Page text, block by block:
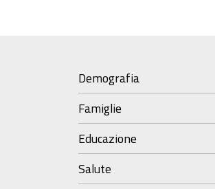
Demografia
Famiglie
Educazione
Salute